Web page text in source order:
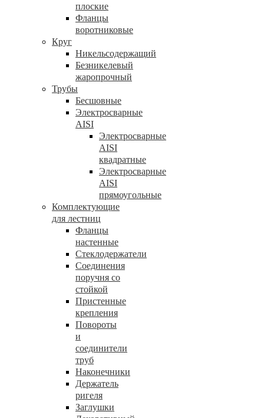
плоские
Фланцы
воротниковые
Круг
Никельсодержащий
Безникелевый
жаропрочный
Трубы
Бесшовные
Электросварные
AISI
Электросварные
AISI
квадратные
Электросварные
AISI
прямоугольные
Комплектующие
для лестниц
Фланцы
настенные
Стеклодержатели
Соединения
поручня со
стойкой
Пристенные
крепления
Повороты
и
соединители
труб
Наконечники
Держатель
ригеля
Заглушки